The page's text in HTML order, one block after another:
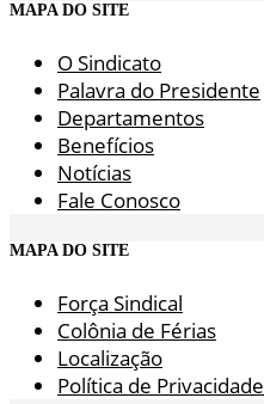
MAPA DO SITE
O Sindicato
Palavra do Presidente
Departamentos
Benefícios
Notícias
Fale Conosco
MAPA DO SITE
Força Sindical
Colônia de Férias
Localização
Política de Privacidade